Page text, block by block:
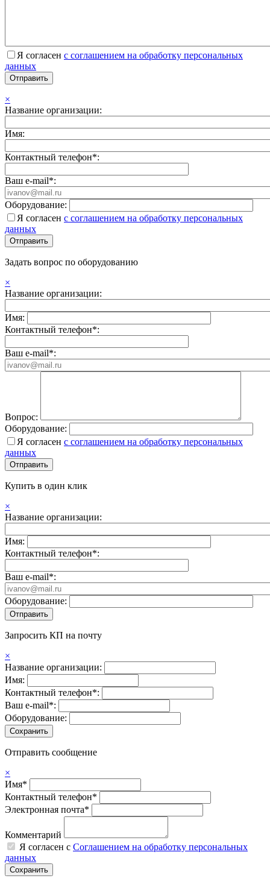
Я согласен с соглашением на обработку персональных
данных
×
Название организации:
Имя:
Контактный телефон*:
Ваш e-mail*:
Оборудование:
Я согласен с соглашением на обработку персональных
данных
Задать вопрос по оборудованию
×
Название организации:
Имя:
Контактный телефон*:
Ваш e-mail*:
Вопрос:
Оборудование:
Я согласен с соглашением на обработку персональных
данных
Купить в один клик
×
Название организации:
Имя:
Контактный телефон*:
Ваш e-mail*:
Оборудование:
Запросить КП на почту
×
Название организации:
Имя:
Контактный телефон*:
Ваш e-mail*:
Оборудование:
Отправить сообщение
×
Имя*
Контактный телефон*
Электронная почта*
Комментарий
Я согласен с Соглашением на обработку персональных
данных